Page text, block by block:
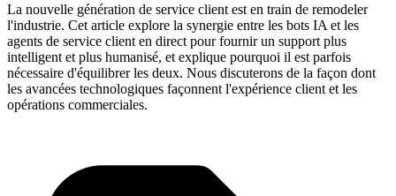
La nouvelle génération de service client est en train de remodeler
l'industrie. Cet article explore la synergie entre les bots IA et les
agents de service client en direct pour fournir un support plus
intelligent et plus humanisé, et explique pourquoi il est parfois
nécessaire d'équilibrer les deux. Nous discuterons de la façon dont
les avancées technologiques façonnent l'expérience client et les
opérations commerciales.